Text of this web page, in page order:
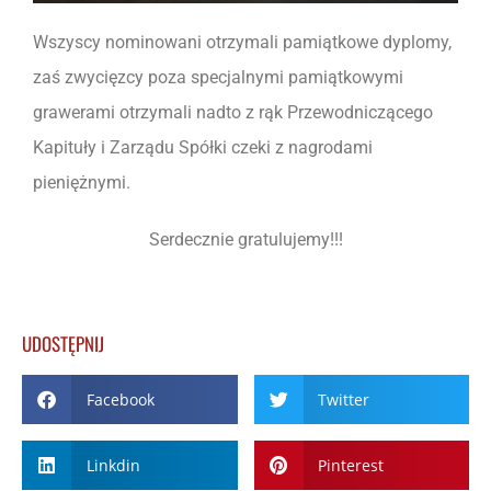
Wszyscy nominowani otrzymali pamiątkowe dyplomy,
zaś zwycięzcy poza specjalnymi pamiątkowymi
grawerami otrzymali nadto z rąk Przewodniczącego
Kapituły i Zarządu Spółki czeki z nagrodami
pieniężnymi.
Serdecznie gratulujemy!!!
UDOSTĘPNIJ
Facebook Twitter
Linkdin Pinterest